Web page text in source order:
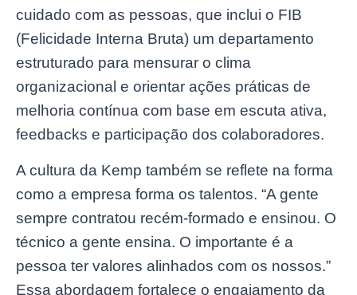
cuidado com as pessoas, que inclui o FIB
(Felicidade Interna Bruta) um departamento
estruturado para mensurar o clima
organizacional e orientar ações práticas de
melhoria contínua com base em escuta ativa,
feedbacks e participação dos colaboradores.
A cultura da Kemp também se reflete na forma
como a empresa forma os talentos. “A gente
sempre contratou recém-formado e ensinou. O
técnico a gente ensina. O importante é a
pessoa ter valores alinhados com os nossos.”
Essa abordagem fortalece o engajamento da